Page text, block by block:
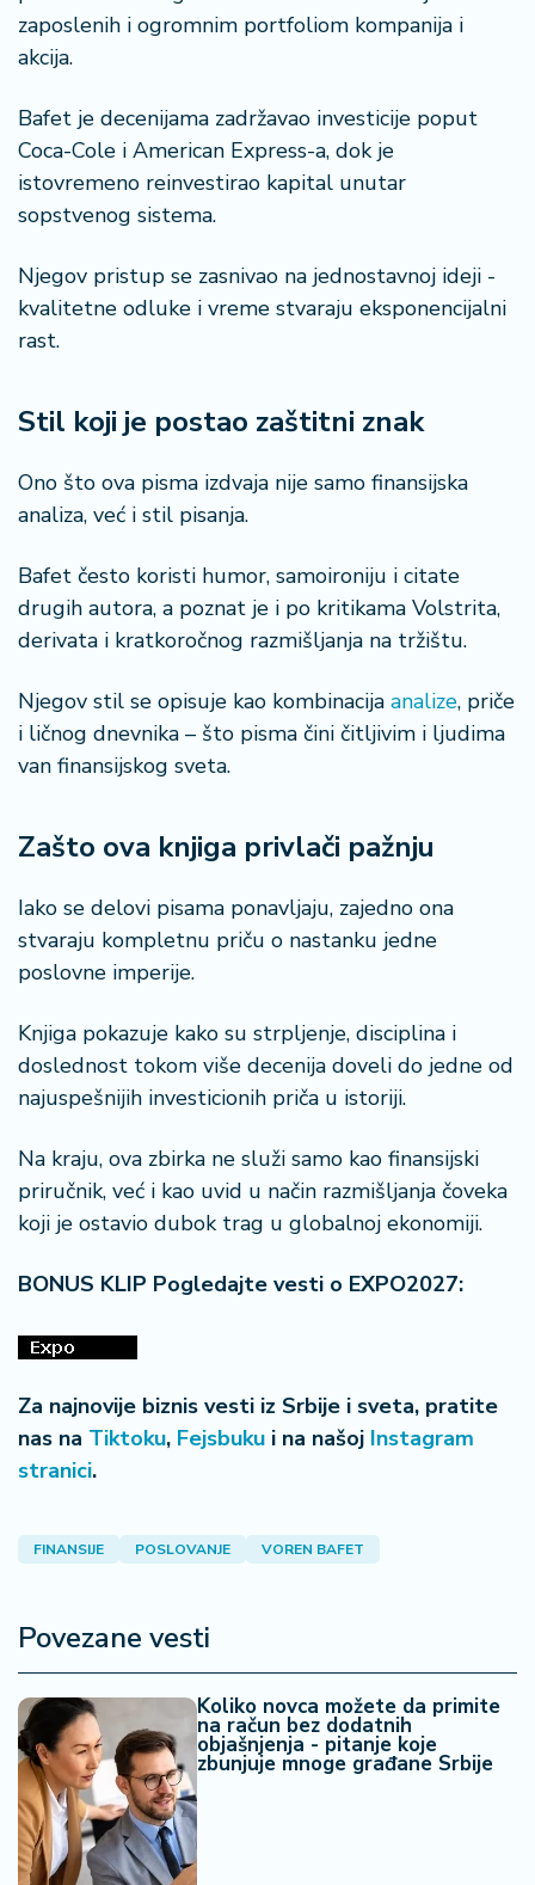
zaposlenih i ogromnim portfoliom kompanija i
akcija.
Bafet je decenijama zadržavao investicije poput
Coca-Cole i American Express-a, dok je
istovremeno reinvestirao kapital unutar
sopstvenog sistema.
Njegov pristup se zasnivao na jednostavnoj ideji -
kvalitetne odluke i vreme stvaraju eksponencijalni
rast.
Stil koji je postao zaštitni znak
Ono što ova pisma izdvaja nije samo finansijska
analiza, već i stil pisanja.
Bafet često koristi humor, samoironiju i citate
drugih autora, a poznat je i po kritikama Volstrita,
derivata i kratkoročnog razmišljanja na tržištu.
Njegov stil se opisuje kao kombinacija analize, priče
i ličnog dnevnika – što pisma čini čitljivim i ljudima
van finansijskog sveta.
Zašto ova knjiga privlači pažnju
Iako se delovi pisama ponavljaju, zajedno ona
stvaraju kompletnu priču o nastanku jedne
poslovne imperije.
Knjiga pokazuje kako su strpljenje, disciplina i
doslednost tokom više decenija doveli do jedne od
najuspešnijih investicionih priča u istoriji.
Na kraju, ova zbirka ne služi samo kao finansijski
priručnik, već i kao uvid u način razmišljanja čoveka
koji je ostavio dubok trag u globalnoj ekonomiji.
BONUS KLIP Pogledajte vesti o EXPO2027:
Za najnovije biznis vesti iz Srbije i sveta, pratite
nas na Tiktoku, Fejsbuku i na našoj Instagram
stranici.
FINANSIJE POSLOVANJE VOREN BAFET
Povezane vesti
Koliko novca možete da primite
na račun bez dodatnih
objašnjenja - pitanje koje
zbunjuje mnoge građane Srbije